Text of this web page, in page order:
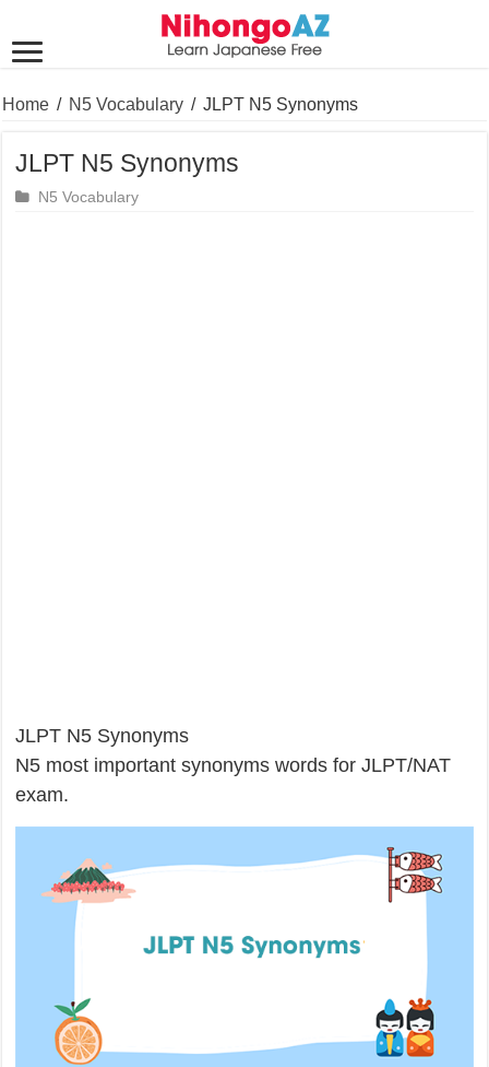
Home / N5 Vocabulary / JLPT N5 Synonyms
JLPT N5 Synonyms
N5 Vocabulary
JLPT N5 Synonyms
N5 most important synonyms words for JLPT/NAT
exam.